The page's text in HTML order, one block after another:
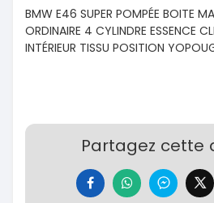
BMW E46 SUPER POMPÉE BOITE
ORDINAIRE 4 CYLINDRE ESSENCE
INTÉRIEUR TISSU POSITION
Partagez cette